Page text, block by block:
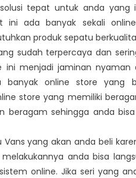
tepat untuk anda yang
ini ada banyak sekali
produk sepatu
sudah terpercaya dan
ini menjadi jaminan
online store yang
store yang memiliki
sehingga anda
yang akan anda beli
anda bisa
online. Jika seri yang